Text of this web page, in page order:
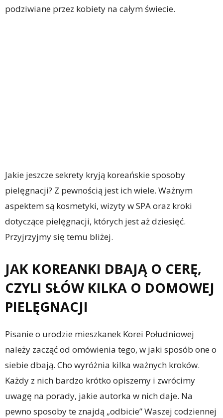
podziwiane przez kobiety na całym świecie.
Jakie jeszcze sekrety kryją koreańskie sposoby
pielęgnacji? Z pewnością jest ich wiele. Ważnym
aspektem są kosmetyki, wizyty w SPA oraz kroki
dotyczące pielęgnacji, których jest aż dziesięć.
Przyjrzyjmy się temu bliżej.
JAK KOREANKI DBAJĄ O CERĘ,
CZYLI SŁÓW KILKA O DOMOWEJ
PIELĘGNACJI
Pisanie o urodzie mieszkanek Korei Południowej
należy zacząć od omówienia tego, w jaki sposób one o
siebie dbają. Cho wyróżnia kilka ważnych kroków.
Każdy z nich bardzo krótko opiszemy i zwrócimy
uwagę na porady, jakie autorka w nich daje. Na
pewno sposoby te znajdą „odbicie” Waszej codziennej